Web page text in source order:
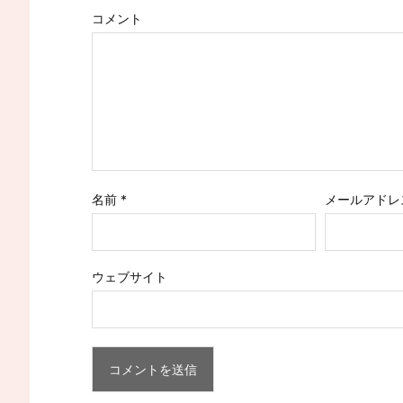
コメント
名前 * メールアド
ウェブサイト